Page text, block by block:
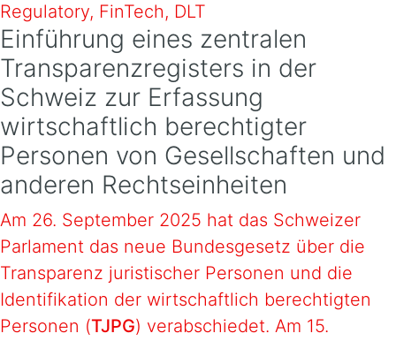
Regulatory, FinTech, DLT
Einführung eines zentralen
Transparenzregisters in der
Schweiz zur Erfassung
wirtschaftlich berechtigter
Personen von Gesellschaften und
anderen Rechtseinheiten
Am 26. September 2025 hat das Schweizer
Parlament das neue Bundesgesetz über die
Transparenz juristischer Personen und die
Identifikation der wirtschaftlich berechtigten
Personen (TJPG) verabschiedet. Am 15.